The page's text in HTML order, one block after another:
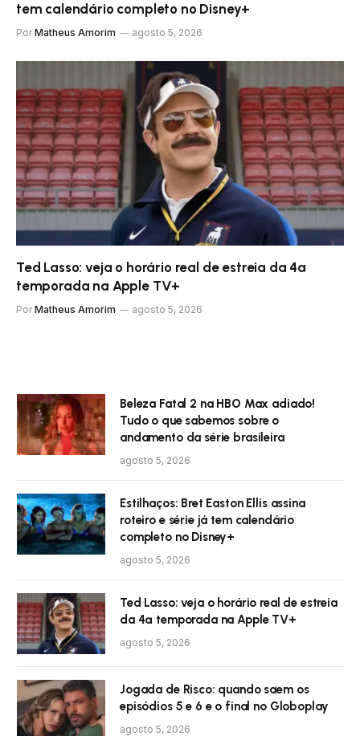
tem calendário completo no Disney+
Por Matheus Amorim agosto 5, 2026
Ted Lasso: veja o horário real de estreia da 4ª
temporada na Apple TV+
Por Matheus Amorim agosto 5, 2026
Beleza Fatal 2 na HBO Max adiado!
Tudo o que sabemos sobre o
andamento da série brasileira
agosto 5, 2026
Estilhaços: Bret Easton Ellis assina
roteiro e série já tem calendário
completo no Disney+
agosto 5, 2026
Ted Lasso: veja o horário real de estreia
da 4ª temporada na Apple TV+
agosto 5, 2026
Jogada de Risco: quando saem os
episódios 5 e 6 e o final no Globoplay
agosto 5, 2026